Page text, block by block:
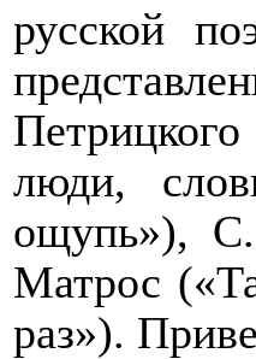
русской
люди,
ощупь»),
Матрос
раз»).